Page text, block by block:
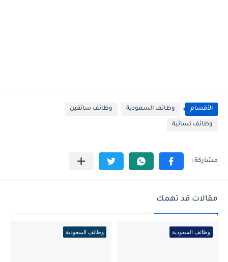
الأقسام وظائف السعودية وظائف سائقين
وظائف نسائية
مقالات قد تهمك
وظائف السعودية وظائف السعودية